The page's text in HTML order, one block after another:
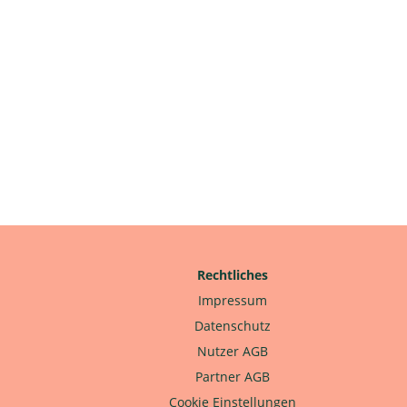
Rechtliches
Impressum
Datenschutz
Nutzer AGB
Partner AGB
Cookie Einstellungen